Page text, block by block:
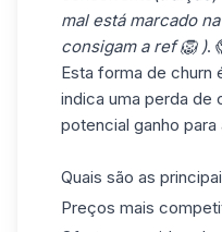
mal está marcado
consigam a ref 🦁 ).
Esta forma de churn
indica uma perda de
potencial ganho
Quais são as
Preços mais